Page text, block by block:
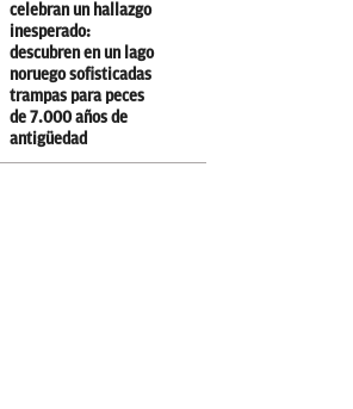
celebran un hallazgo
inesperado:
descubren en un lago
noruego sofisticadas
trampas para peces
de 7.000 años de
antigüedad